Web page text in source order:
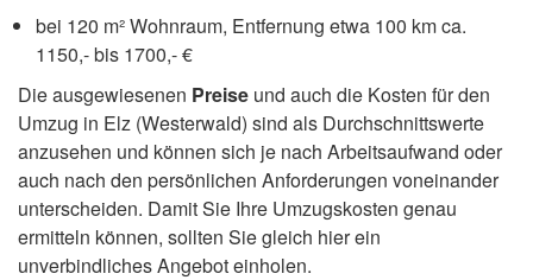
bei 120 m² Wohnraum, Entfernung etwa 100 km ca.
1150,- bis 1700,- €
Die ausgewiesenen Preise und auch die Kosten für den
Umzug in Elz (Westerwald) sind als Durchschnittswerte
anzusehen und können sich je nach Arbeitsaufwand oder
auch nach den persönlichen Anforderungen voneinander
unterscheiden. Damit Sie Ihre Umzugskosten genau
ermitteln können, sollten Sie gleich hier ein
unverbindliches Angebot einholen.